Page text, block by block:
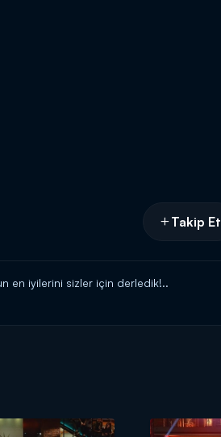
Takip Et
en iyilerini sizler için derledik!..